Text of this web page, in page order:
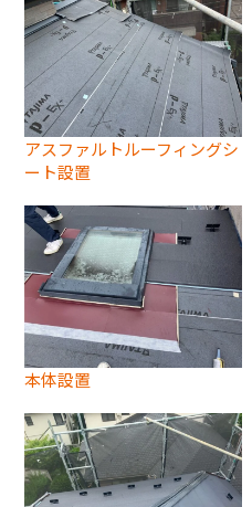
アスファルトルーフィングシ
ート設置
本体設置